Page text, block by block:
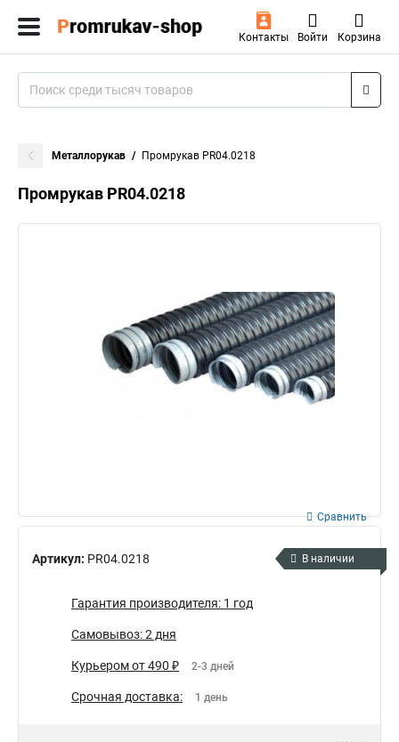
Контакты Войти Корзина
Металлорукав Промрукав PR04.0218
Промрукав PR04.0218
Артикул: PR04.0218
Сравнить
В наличии
Гарантия производителя: 1 год
Самовывоз: 2 дня
Курьером от 490 ₽ 2-3 дней
Срочная доставка: 1 день